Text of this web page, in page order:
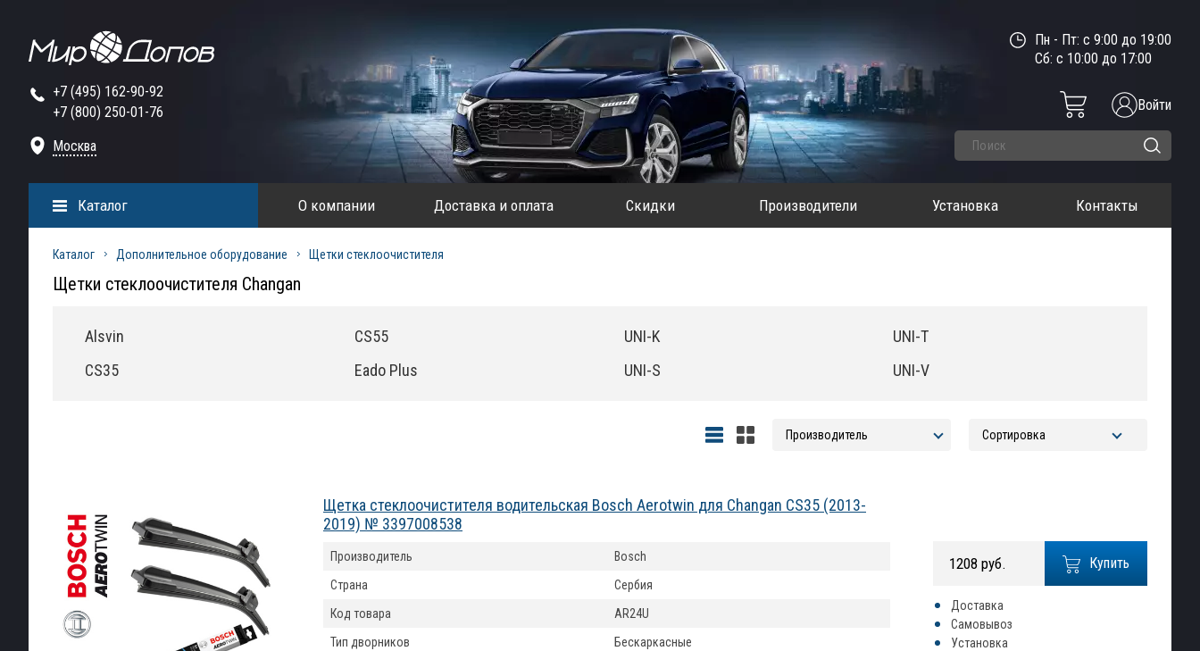
+7 (495) 162-90-92
+7 (800) 250-01-76
Москва
Пн - Пт: с 9:00 до 19:00
Сб: с 10:00 до 17:00
Войти
О компании Доставка и оплата Скидки Производители Установка Контакты
Каталог
Каталог Дополнительное оборудование Щетки стеклоочистителя
Щетки стеклоочистителя Changan
Alsvin
CS35
CS55
Eado Plus
UNI-K
UNI-S
UNI-T
UNI-V
Щетка стеклоочистителя водительская Bosch Aerotwin для Changan CS35 (2013-
2019) № 3397008538
Купить
1208 руб.
Доставка
Самовывоз
Установка
Производитель
Bosch
Страна
Сербия
Код товара
AR24U
Тип дворников
Бескаркасные